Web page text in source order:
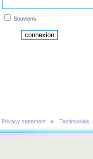
Souviens
Privacy statement Testimonials